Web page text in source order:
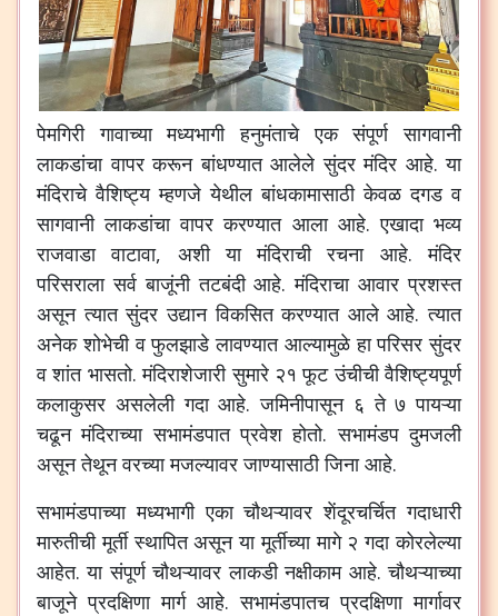
पेमगिरी गावाच्या मध्यभागी हनुमंताचे एक संपूर्ण सागवानी
लाकडांचा वापर करून बांधण्यात आलेले सुंदर मंदिर आहे.या
मंदिराचे वैशिष्ट्य म्हणजे येथील बांधकामासाठी केवळ दगड व
सागवानी लाकडांचा वापर करण्यात आला आहे.एखादा भव्य
राजवाडा वाटावा, अशी या मंदिराची रचना आहे.मंदिर
परिसराला सर्व बाजूंनी तटबंदी आहे.मंदिराचा आवार प्रशस्त
असून त्यात सुंदर उद्यान विकसित करण्यात आले आहे.त्यात
अनेक शोभेची व फुलझाडे लावण्यात आल्यामुळे हा परिसर सुंदर
व शांत भासतो.मंदिराशेजारी सुमारे २१ फूट उंचीची वैशिष्ट्यपूर्ण
कलाकुसर असलेली गदा आहे.जमिनीपासून ६ ते ७ पायऱ्या
चढून मंदिराच्या सभामंडपात प्रवेश होतो.सभामंडप दुमजली
असून तेथून वरच्या मजल्यावर जाण्यासाठी जिना आहे.
सभामंडपाच्या मध्यभागी एका चौथऱ्यावर शेंदूरचर्चित गदाधारी
मारुतीची मूर्ती स्थापित असून या मूर्तीच्या मागे २ गदा कोरलेल्या
आहेत.या संपूर्ण चौथऱ्यावर लाकडी नक्षीकाम आहे.चौथऱ्याच्या
बाजूने प्रदक्षिणा मार्ग आहे.सभामंडपातच प्रदक्षिणा मार्गावर